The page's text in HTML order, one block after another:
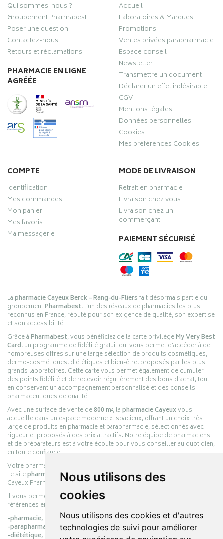
Nous utilisons des
cookies
Nous utilisons des cookies et d'autres
technologies de suivi pour améliorer
Qui sommes-nous ?
Groupement Pharmabest
Poser une question
Contactez-nous
Retours et réclamations
PHARMACIE EN LIGNE
AGRÉÉE
Accueil
Laboratoires & Marques
Promotions
Ventes privées parapharmacie
Espace conseil
Newsletter
Transmettre un document
Déclarer un effet indésirable
CGV
Mentions légales
Données personnelles
Cookies
Mes préférences Cookies
COMPTE
Identification
Mes commandes
Mon panier
Mes favoris
Ma messagerie
MODE DE LIVRAISON
Retrait en pharmacie
Livraison chez vous
Livraison chez un
commerçant
PAIEMENT SÉCURISÉ
Lapharmacie Cayeux Berck – Rang-du-Fliersfait désormais partie du
groupementPharmabest, l’un des réseaux de pharmacies les plus
reconnus en France, réputé pour son exigence de qualité, son expertise
et son accessibilité.
Grâce àPharmabest, vous bénéficiez de la carte privilègeMy Very Best
Card, un programme de fidélité gratuit qui vous permet d’accéder à de
nombreuses offres sur une large sélection de produits cosmétiques,
dermo-cosmétiques, diététiques et bien-être, proposés par les plus
grands laboratoires. Cette carte vous permet également de cumuler
des points fidélité et de recevoir régulièrement des bons d’achat, tout
en conservant un accompagnement personnalisé et des conseils
pharmaceutiques de qualité.
Avec une surface de vente de800 m², lapharmacie Cayeuxvous
accueille dans un espace moderne et spacieux, offrant un choix très
large de produits en pharmacie et parapharmacie, sélectionnés avec
rigueur et proposés à des prix attractifs. Notre équipe de pharmaciens
et de préparateurs est à votre écoute pour vous conseiller au quotidien,
en toute confiance.
Votre pharmacie en ligne :
Le sitepharmacie-cayeux.frest le prolongement digital de la pharmacie
Cayeux Pharmabest Berck-sur-Mer – Rang-du-Fliers.
Il vous permet de réaliser vos achats en ligne parmi des milliers de
références en :
-pharmacie,
-parapharmacie,
-diététique,